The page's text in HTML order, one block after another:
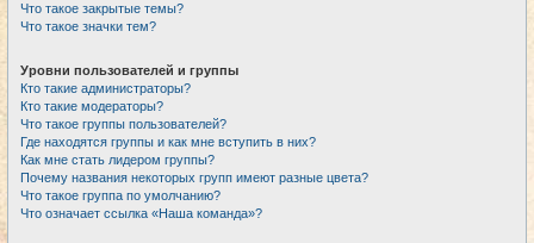
Что такое закрытые темы?
Что такое значки тем?
Уровни пользователей и группы
Кто такие администраторы?
Кто такие модераторы?
Что такое группы пользователей?
Где находятся группы и как мне вступить в них?
Как мне стать лидером группы?
Почему названия некоторых групп имеют разные цвета?
Что такое группа по умолчанию?
Что означает ссылка «Наша команда»?